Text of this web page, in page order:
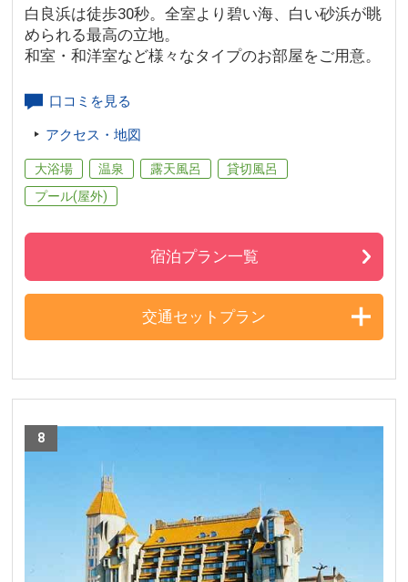
白良浜は徒歩30秒。全室より碧い海、白い砂浜が眺
められる最高の立地。
和室・和洋室など様々なタイプのお部屋をご用意。
口コミを見る
アクセス・地図
大浴場 温泉 露天風呂
貸切風呂
プール(屋外)
宿泊プラン一覧
交通セットプラン
8